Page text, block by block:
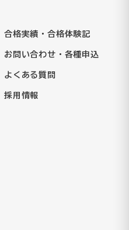
合格実績・合格体験記
お問い合わせ・各種申込
よくある質問
採用情報